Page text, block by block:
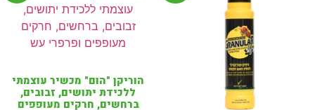
הוריקן "הום" מכשיר עוצמתי
ללכידת יתושים, זבובים,
ברחשים, חרקים מעופפים